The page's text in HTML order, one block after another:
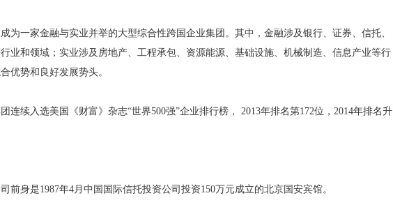
一家金融与实业并举的大型综合性跨国企业集团。其中，金融涉及银行、证券、信托、
业和领域；实业涉及房地产、工程承包、资源能源、基础设施、机械制造、信息产业等行
优势和良好发展势头。
续入选美国《财富》杂志“世界500强”企业排行榜， 2013年排名第172位，2014年排名升
身是1987年4月中国国际信托投资公司投资150万元成立的北京国安宾馆。